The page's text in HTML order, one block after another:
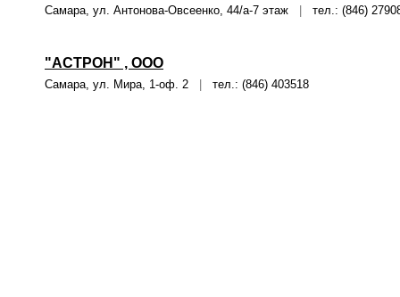
Самара, ул. Антонова-Овсеенко, 44/а-7 этаж тел.: (846)
"АСТРОН" , ООО
Самара, ул. Мира, 1-оф. 2 тел.: (846) 403518